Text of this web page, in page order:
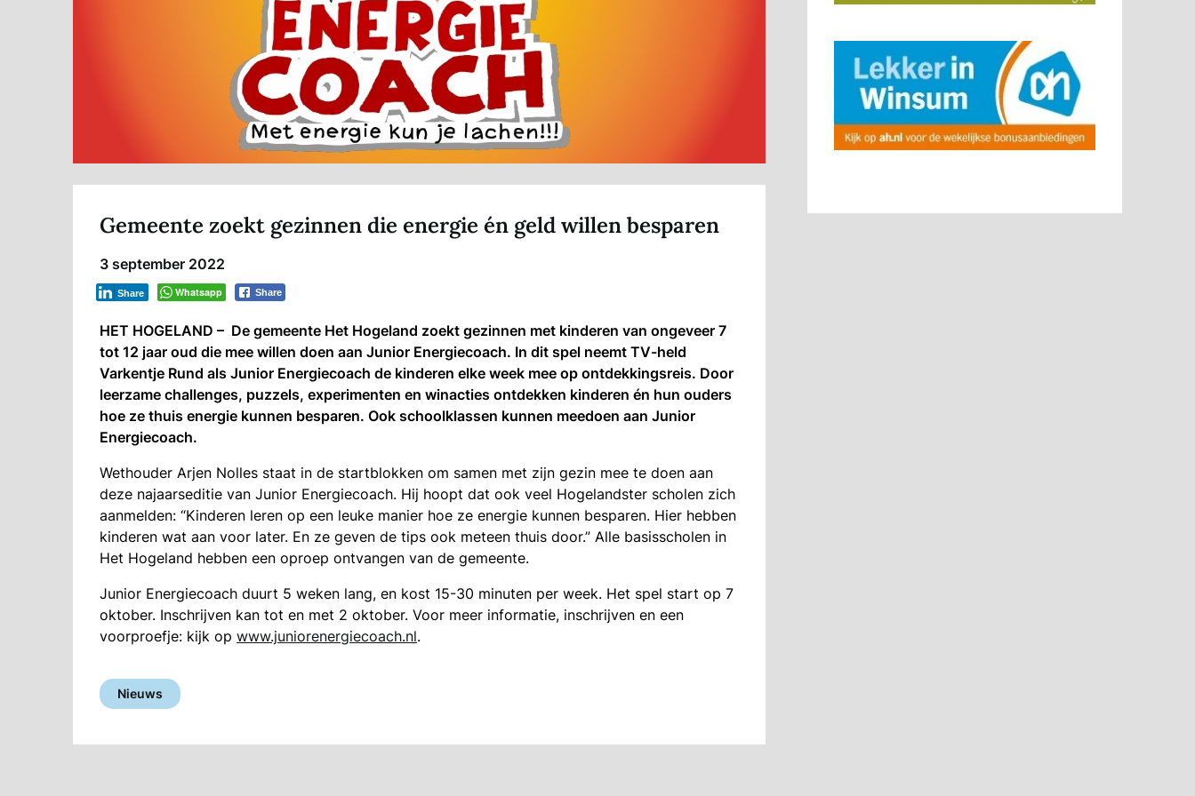
Gemeente zoekt gezinnen die energie én geld willen besparen
3 september 2022
Whatsapp Share
Share
HET HOGELAND – De gemeente Het Hogeland zoekt gezinnen met kinderen van ongeveer 7
tot 12 jaar oud die mee willen doen aan Junior Energiecoach. In dit spel neemt TV-held
Varkentje Rund als Junior Energiecoach de kinderen elke week mee op ontdekkingsreis. Door
leerzame challenges, puzzels, experimenten en winacties ontdekken kinderen én hun ouders
hoe ze thuis energie kunnen besparen. Ook schoolklassen kunnen meedoen aan Junior
Energiecoach.
Wethouder Arjen Nolles staat in de startblokken om samen met zijn gezin mee te doen aan
deze najaarseditie van Junior Energiecoach. Hij hoopt dat ook veel Hogelandster scholen zich
aanmelden: “Kinderen leren op een leuke manier hoe ze energie kunnen besparen. Hier hebben
kinderen wat aan voor later. En ze geven de tips ook meteen thuis door.” Alle basisscholen in
Het Hogeland hebben een oproep ontvangen van de gemeente.
Junior Energiecoach duurt 5 weken lang, en kost 15-30 minuten per week. Het spel start op 7
oktober. Inschrijven kan tot en met 2 oktober. Voor meer informatie, inschrijven en een
voorproefje: kijk op www.juniorenergiecoach.nl.
Nieuws